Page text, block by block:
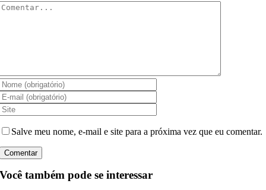
Salve meu nome, e-mail e site para a próxima vez que eu comentar.
Você também pode se interessar